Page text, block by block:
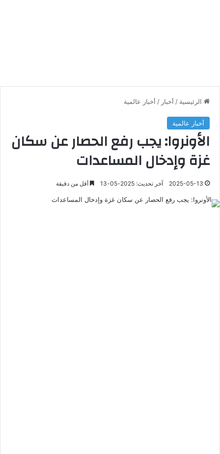
الرئيسية / أخبار / أخبار عالمية
أخبار عالمية
الأونروا: يجب رفع الحصار عن سكان
غزة وإدخال المساعدات
2025-05-13 آخر تحديث: 2025-05-13 أقل من دقيقة